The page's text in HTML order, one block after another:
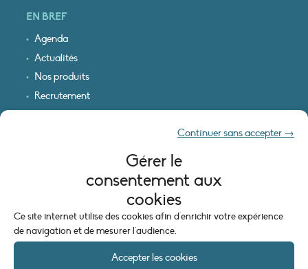
Gérer le
consentement aux
cookies
Ce site internet utilise des cookies afin d'enrichir votre expérience
de navigation et de mesurer l'audience.
Accepter les cookies
Continuer sans accepter →
EN BREF
Agenda
Actualités
Nos produits
Recrutement
INFORMATIONS LÉGALES
Mentions légales
Politique de cookies (UE)